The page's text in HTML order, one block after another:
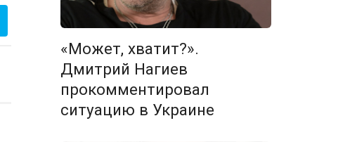
«Может, хватит?».
Дмитрий Нагиев
прокомментировал
ситуацию в Украине